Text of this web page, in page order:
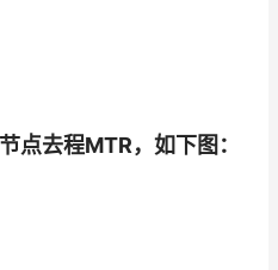
点去程MTR，如下图：